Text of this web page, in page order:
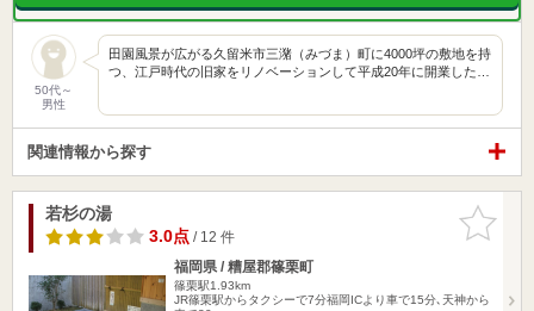
50代～
男性
田園風景が広がる久留米市三潴（みづま）町に4000坪の敷地を持
つ、江戸時代の旧家をリノベーションして平成20年に開業した…
関連情報から探す
お気に入
りに追加
若杉の湯
3.0点/ 12 件
福岡県 / 糟屋郡篠栗町
篠栗駅1.93km
JR篠栗駅からタクシーで7分福岡ICより車で15分､天神から